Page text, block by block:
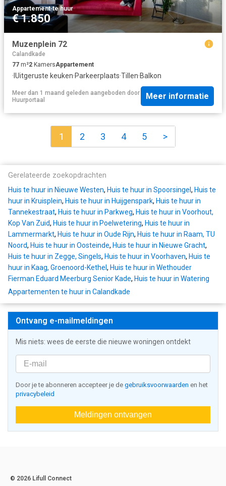
Appartement·te huur
€ 1.850
Muzenplein 72
Calandkade
77 m²2 KamersAppartement
· IUitgeruste keuken·Parkeerplaats·Tillen·Balkon
Meer dan 1 maand geleden aangeboden door
Huurportaal
Meer informatie
1 2 3 4 5 >
Gerelateerde zoekopdrachten
Huis te huur in Nieuwe Westen, Huis te huur in Spoorsingel , Huis te
huur in Kruisplein, Huis te huur in Huijgenspark, Huis te huur in
Tannekestraat, Huis te huur in Parkweg, Huis te huur in Voorhout,
Kop Van Zuid, Huis te huur in Poelwetering, Huis te huur in
Lammermarkt, Huis te huur in Oude Rijn, Huis te huur in Raam, TU
Noord, Huis te huur in Oosteinde, Huis te huur in Nieuwe Gracht,
Huis te huur in Zegge, Singels, Huis te huur in Voorhaven, Huis te
huur in Kaag, Groenoord-Kethel , Huis te huur in Wethouder
Fierman Eduard Meerburg Senior Kade, Huis te huur in Watering
Appartementen te huur in Calandkade
Ontvang e-mailmeldingen
Mis niets: wees de eerste die nieuwe woningen ontdekt
Door je te abonneren accepteer je de gebruiksvoorwaarden en het
privacybeleid
Meldingen ontvangen
© 2026 Lifull Connect